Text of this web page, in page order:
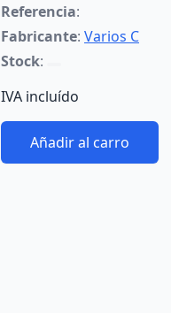
Referencia:
Fabricante: Varios C
Stock:
IVA incluído
Añadir al carro